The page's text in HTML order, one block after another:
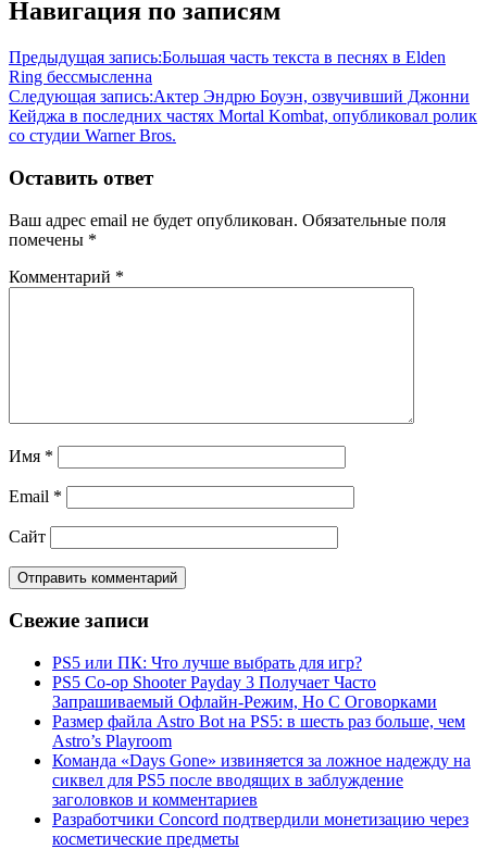
Навигация по записям
Предыдущая запись:Большая часть текста в песнях в Elden
Ring бессмысленна
Следующая запись:Актер Эндрю Боуэн, озвучивший Джонни
Кейджа в последних частях Mortal Kombat, опубликовал ролик
со студии Warner Bros.
Оставить ответ
Ваш адрес email не будет опубликован. Обязательные поля
помечены *
Комментарий *
Имя *
Email *
Сайт
Свежие записи
PS5 или ПК: Что лучше выбрать для игр?
PS5 Co-op Shooter Payday 3 Получает Часто
Запрашиваемый Офлайн-Режим, Но С Оговорками
Размер файла Astro Bot на PS5: в шесть раз больше, чем
Astro’s Playroom
Команда «Days Gone» извиняется за ложное надежду на
сиквел для PS5 после вводящих в заблуждение
заголовков и комментариев
Разработчики Concord подтвердили монетизацию через
косметические предметы